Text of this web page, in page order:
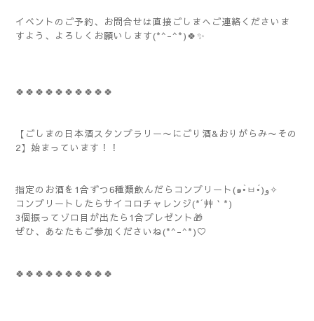
イベントのご予約、お問合せは直接ごしまへご連絡くださいま
すよう、よろしくお願いします(*^-^*)🍀✨️
🍀🍀🍀🍀🍀🍀🍀🍀🍀🍀
【ごしまの日本酒スタンプラリー〜にごり酒&おりがらみ〜その
2】始まっています！！
指定のお酒を1合ずつ6種類飲んだらコンプリート(๑•̀ㅂ•́)و✧
コンプリートしたらサイコロチャレンジ(*´艸｀*)
3個振ってゾロ目が出たら1合プレゼント🎁
ぜひ、あなたもご参加くださいね(*^-^*)♡
🍀🍀🍀🍀🍀🍀🍀🍀🍀🍀